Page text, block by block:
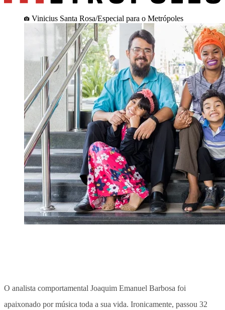
Vinicius Santa Rosa/Especial para o Metrópoles
O analista comportamental Joaquim Emanuel Barbosa foi
apaixonado por música toda a sua vida. Ironicamente, passou 32